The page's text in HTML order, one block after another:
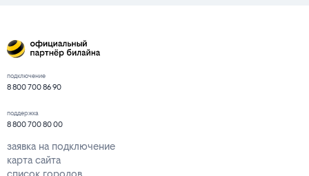
подключение
8 800 700 86 90
поддержка
8 800 700 80 00
заявка на подключение
карта сайта